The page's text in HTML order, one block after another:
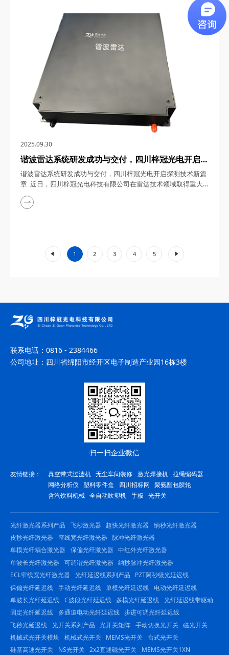
0.5~18GHz微波自动增益控制模块，为5G/6G通信基站、卫星通
信、雷达探测、电子对抗、微波测量与测试设备以及深空探测等
领域带来了革命性的解决方案。下面...
2025.09.30
谐波雷达系统研发成功与交付，四川梓冠光电开启探
测技术新篇章
谐波雷达系统研发成功与交付，四川梓冠光电开启探测技术新篇
章 近日，四川梓冠光电科技有限公司在雷达技术领域取得重大
突破，其自主研发的谐波雷达系统成功完成研发并顺利交付使
用。这一成果不仅彰显了企业在光电技术领域的深厚积累，更为
1 2 3 4 5
联系电话： 0816 - 2384466
公司地址： 四川省绵阳市经开区电子制造产业园16栋3楼
扫一扫企业微信
友情链接： 真空带式过滤机 无尘车间装修 激光焊接机 拉绳编码器
网络分析仪 塑料零件盒 四川招标网
聚氨酯包胶轮
含汽饮料机械 全自动吹塑机 手板 光开关
光纤激光器系列产品 飞秒激光器 超快光纤激光器
纳秒光纤激光器
皮秒光纤激光器
窄线宽光纤激光器
脉冲光纤激光器
单模光纤耦合激光器
保偏光纤激光器 中红外光纤激光器
单波长光纤激光器
可调谐光纤激光器 纳秒脉冲光纤激光器
ECL窄线宽光纤激光器
光纤延迟线系列产品
PZT阿秒级光延迟线
保偏光纤延迟线 手动光纤延迟线 单模光纤延迟线
电动光纤延迟线
单波长光纤延迟线 C波段光纤延迟线 多模光纤延迟线 光纤延迟线带驱动
固定光纤延迟线
多通道电动光纤延迟线 步进可调光纤延迟线
飞秒光延迟线 光开关系列产品 光开关矩阵 手动切换光开关 磁光开关
机械式光开关模块 机械式光开关 MEMS光开关
台式光开关
硅基高速光开关
NS光开关 2x2直通磁光开关
MEMS光开关1XN